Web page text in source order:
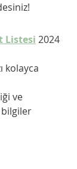
Listesi 2024
kolayca
ve
bilgiler